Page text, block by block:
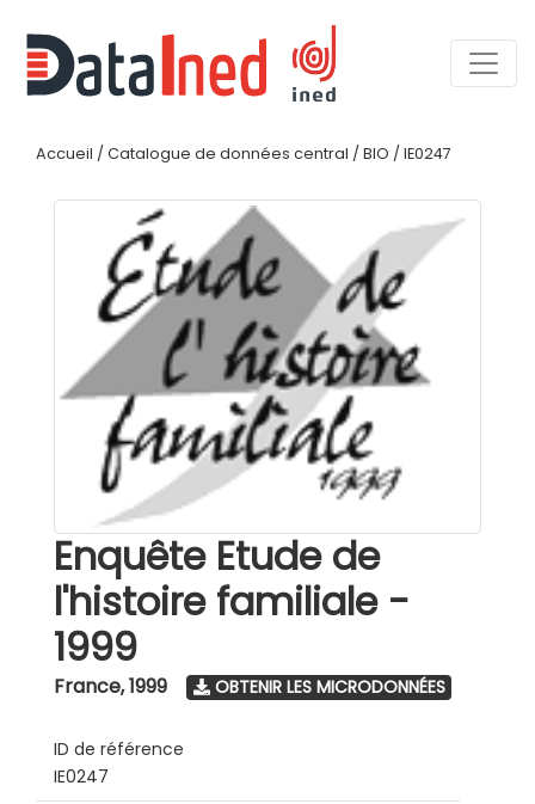
Accueil / Catalogue de données central / BIO / IE0247
Enquête Etude de
l'histoire familiale -
1999
France,1999 OBTENIR LES MICRODONNÉES
ID de référence
IE0247